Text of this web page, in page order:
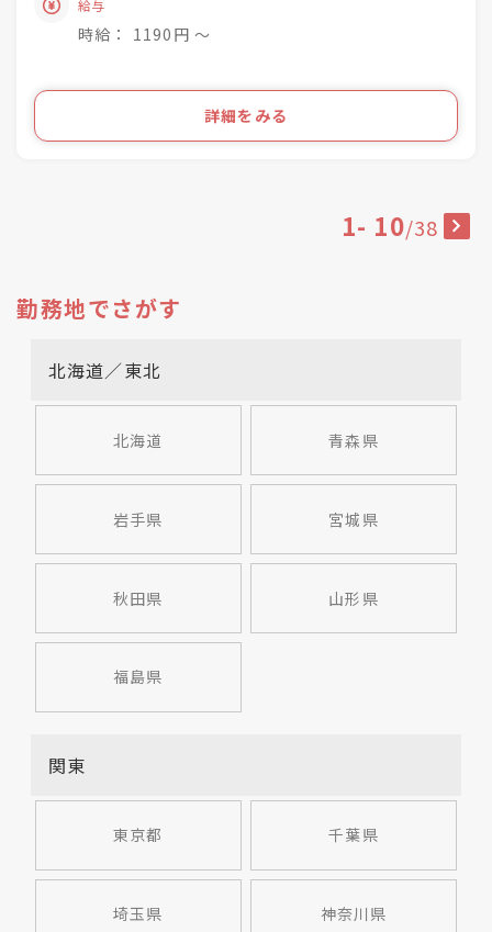
「いつ和」29店舗
「いつ和・ふるーれ」4店舗
「成人式サロンKiRARA（振袖専門）」 4店舗
「きものの相談窓口MATSUYA」1店舗
お客様のそんな疑問や不安を解消して差し上げて
きものをより身近に、気軽に、そして楽しんで頂
ライフスタイルの多様化を実現するのが私たちの
給与
時給： 1190円 〜
詳細をみる
1- 10/38
勤務地でさがす
北海道／東北
北海道 青森県
岩手県 宮城県
秋田県 山形県
福島県
関東
東京都 千葉県
埼玉県 神奈川県